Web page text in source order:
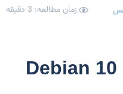
زمان مطالعه: 3 دقیقه